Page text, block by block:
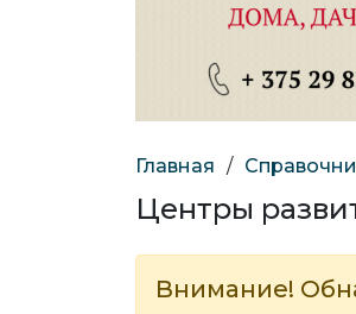
Главная /
Центры
Внимание!